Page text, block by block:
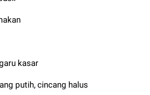
kasar
putih, cincang halus